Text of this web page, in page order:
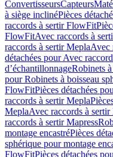
ConvertisseursCapteurs
à siège inclinéPièces
raccords à sertir FlowFit
FlowFitAvec raccords à
raccords à sertir MeplaAvec
détachées pour Avec
d’échantillonnageRobinets
pour Robinets à boisseau
FlowFitPièces détachées
raccords à sertir Mepla
MeplaAvec raccords à sertir
raccords à sertir Mapress
montage encastréPièces
sphérique pour montage
FlowFitPièces détachées